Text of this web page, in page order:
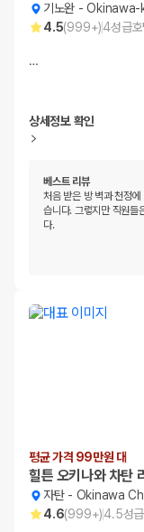
기노완 -Okinawa-
4.5(999+)4성급
…
상세정보 확인
베스트 리뷰
처음 받은 방 벽과 천정
습니다. 그렿지만 직원들
다.
평균 가격 99만원 대
힐튼 오키나와 차탄
자탄- Okinawa
4.6(999+)4.5성급